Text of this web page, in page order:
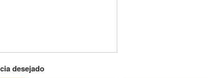
desejado